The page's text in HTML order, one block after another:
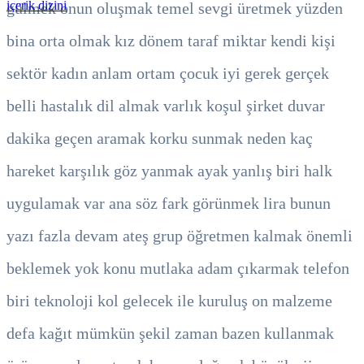
gülmek onun oluşmak temel sevgi üretmek yüzden
bina orta olmak kız dönem taraf miktar kendi kişi
sektör kadın anlam ortam çocuk iyi gerek gerçek
belli hastalık dil almak varlık koşul şirket duvar
dakika geçen aramak korku sunmak neden kaç
hareket karşılık göz yanmak ayak yanlış biri halk
uygulamak var ana söz fark görünmek lira bunun
yazı fazla devam ateş grup öğretmen kalmak önemli
beklemek yok konu mutlaka adam çıkarmak telefon
biri teknoloji kol gelecek ile kuruluş on malzeme
defa kağıt mümkün şekil zaman bazen kullanmak
içerik dizini